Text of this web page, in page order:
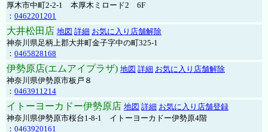
厚木市中町2-2-1 本厚木ミロード2 6F
： 0462201201
大井松田店 地図 詳細 お気に入り店舗解除
神奈川県足柄上郡大井町金子字中の町325-1
： 0465828168
伊勢原店(エムアイプラザ) 地図 詳細 お気に入り店舗解除
神奈川県伊勢原市板戸８
： 0463911214
イトーヨーカドー伊勢原店 地図 詳細 お気に入り店舗登録
神奈川県伊勢原市桜台1-8-1 イトーヨーカドー伊勢原4階
： 0463920161